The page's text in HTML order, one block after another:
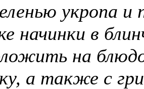
укропа
начинки в
на
а также с